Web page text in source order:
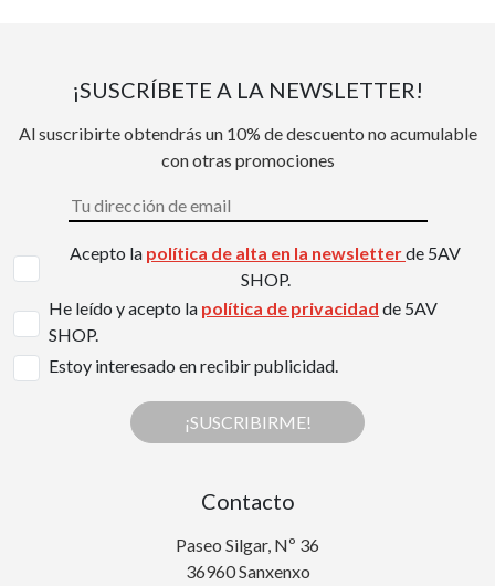
¡SUSCRÍBETE A LA NEWSLETTER!
Al suscribirte obtendrás un 10% de descuento no acumulable
con otras promociones
Acepto la política de alta en la newsletterde 5AV
SHOP.
He leído y acepto la política de privacidad de 5AV
SHOP.
Estoy interesado en recibir publicidad.
¡SUSCRIBIRME!
Contacto
Paseo Silgar, Nº 36
36960 Sanxenxo